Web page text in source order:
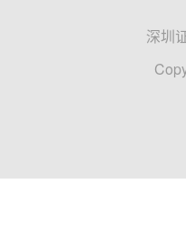
深圳